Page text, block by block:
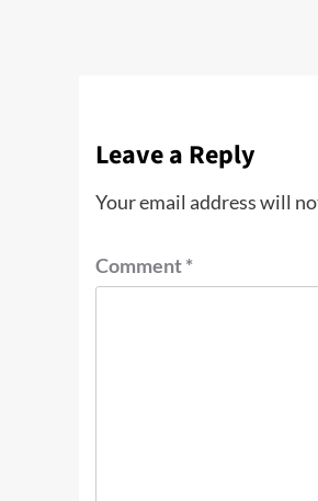
Leave a Reply
Your email address will
Comment*